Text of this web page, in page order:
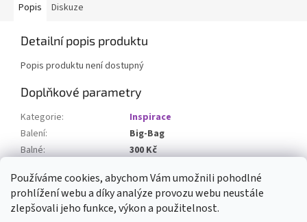
Používáme cookies, abychom Vám umožnili pohodlné
prohlížení webu a díky analýze provozu webu neustále
zlepšovali jeho funkce, výkon a použitelnost.
Popis Diskuze
Detailní popis produktu
Popis produktu není dostupný
Doplňkové parametry
Kategorie:
Inspirace
Balení:
Big-Bag
Balné:
300 Kč